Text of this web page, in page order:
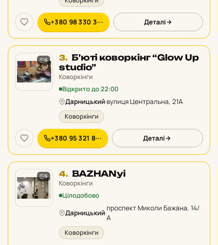
+380 98 330 3··· Деталі
5 3. Місце
3
у
рейтингу:
Б’юті коворкінг “Glow Up
studio”
Коворкінги
Відкрито до 22:00
Дарницький·вулиця Центральна, 21A
Коворкінги
+380 95 321 8··· Деталі
5 4. Місце
4
у
BAZHANyi
Коворкінги
Цілодобово
Дарницький·
проспект Миколи Бажана, 14/
А
Коворкінги